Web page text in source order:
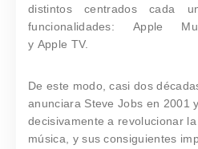
distintos centrados cada
funcionalidades: Apple
y Apple TV.
De este modo, casi dos
anunciara Steve Jobs en 2001
decisivamente a revolucionar
música, y sus consiguientes